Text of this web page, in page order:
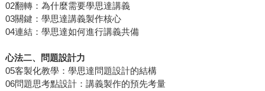
02翻轉：為什麼需要學思達講義
03關鍵：學思達講義製作核心
04連結：學思達如何進行講義共備
心法二、問題設計力
05客製化教學：學思達問題設計的結構
06問題思考點設計：講義製作的預先考量